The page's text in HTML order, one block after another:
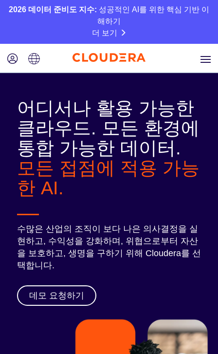
2026 데이터 준비도 지수: 성공적인 AI를 위한 핵심 기반 이
해하기
더 보기
어디서나 활용 가능한
클라우드. 모든 환경에
통합 가능한 데이터.
모든 접점에 적용 가능
한 AI.
수많은 산업의 조직이 보다 나은 의사결정을 실
현하고, 수익성을 강화하며, 위협으로부터 자산
을 보호하고, 생명을 구하기 위해 Cloudera를 선
택합니다.
데모 요청하기